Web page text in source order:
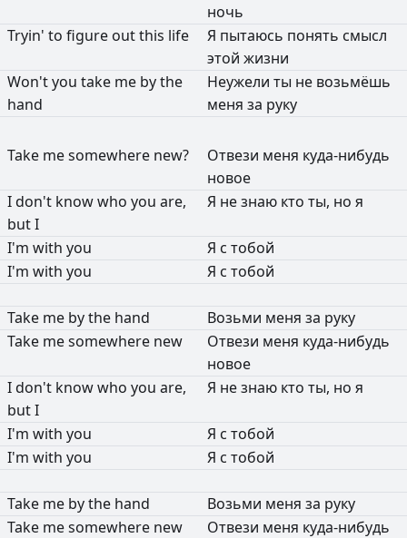
ночь
Tryin' to figure outthis life Я пытаюсь понять смысл
этой жизни
Won'tyou take me bythe
hand
Неужели ты не возьмёшь
меня за руку
Take mesomewhere new? Отвези меня куда-нибудь
новое
Idon't knowwho you are,
butI
Я незнаю кто ты, но я
I'm with you Я с тобой
I'm with you Я с тобой
Take me bythe hand Возьми меня за руку
Take mesomewhere new Отвези меня куда-нибудь
новое
Idon't knowwho you are,
butI
Я незнаю кто ты, но я
I'm with you Я с тобой
I'm with you Я с тобой
Take me bythe hand Возьми меня за руку
Take mesomewhere new Отвези меня куда-нибудь